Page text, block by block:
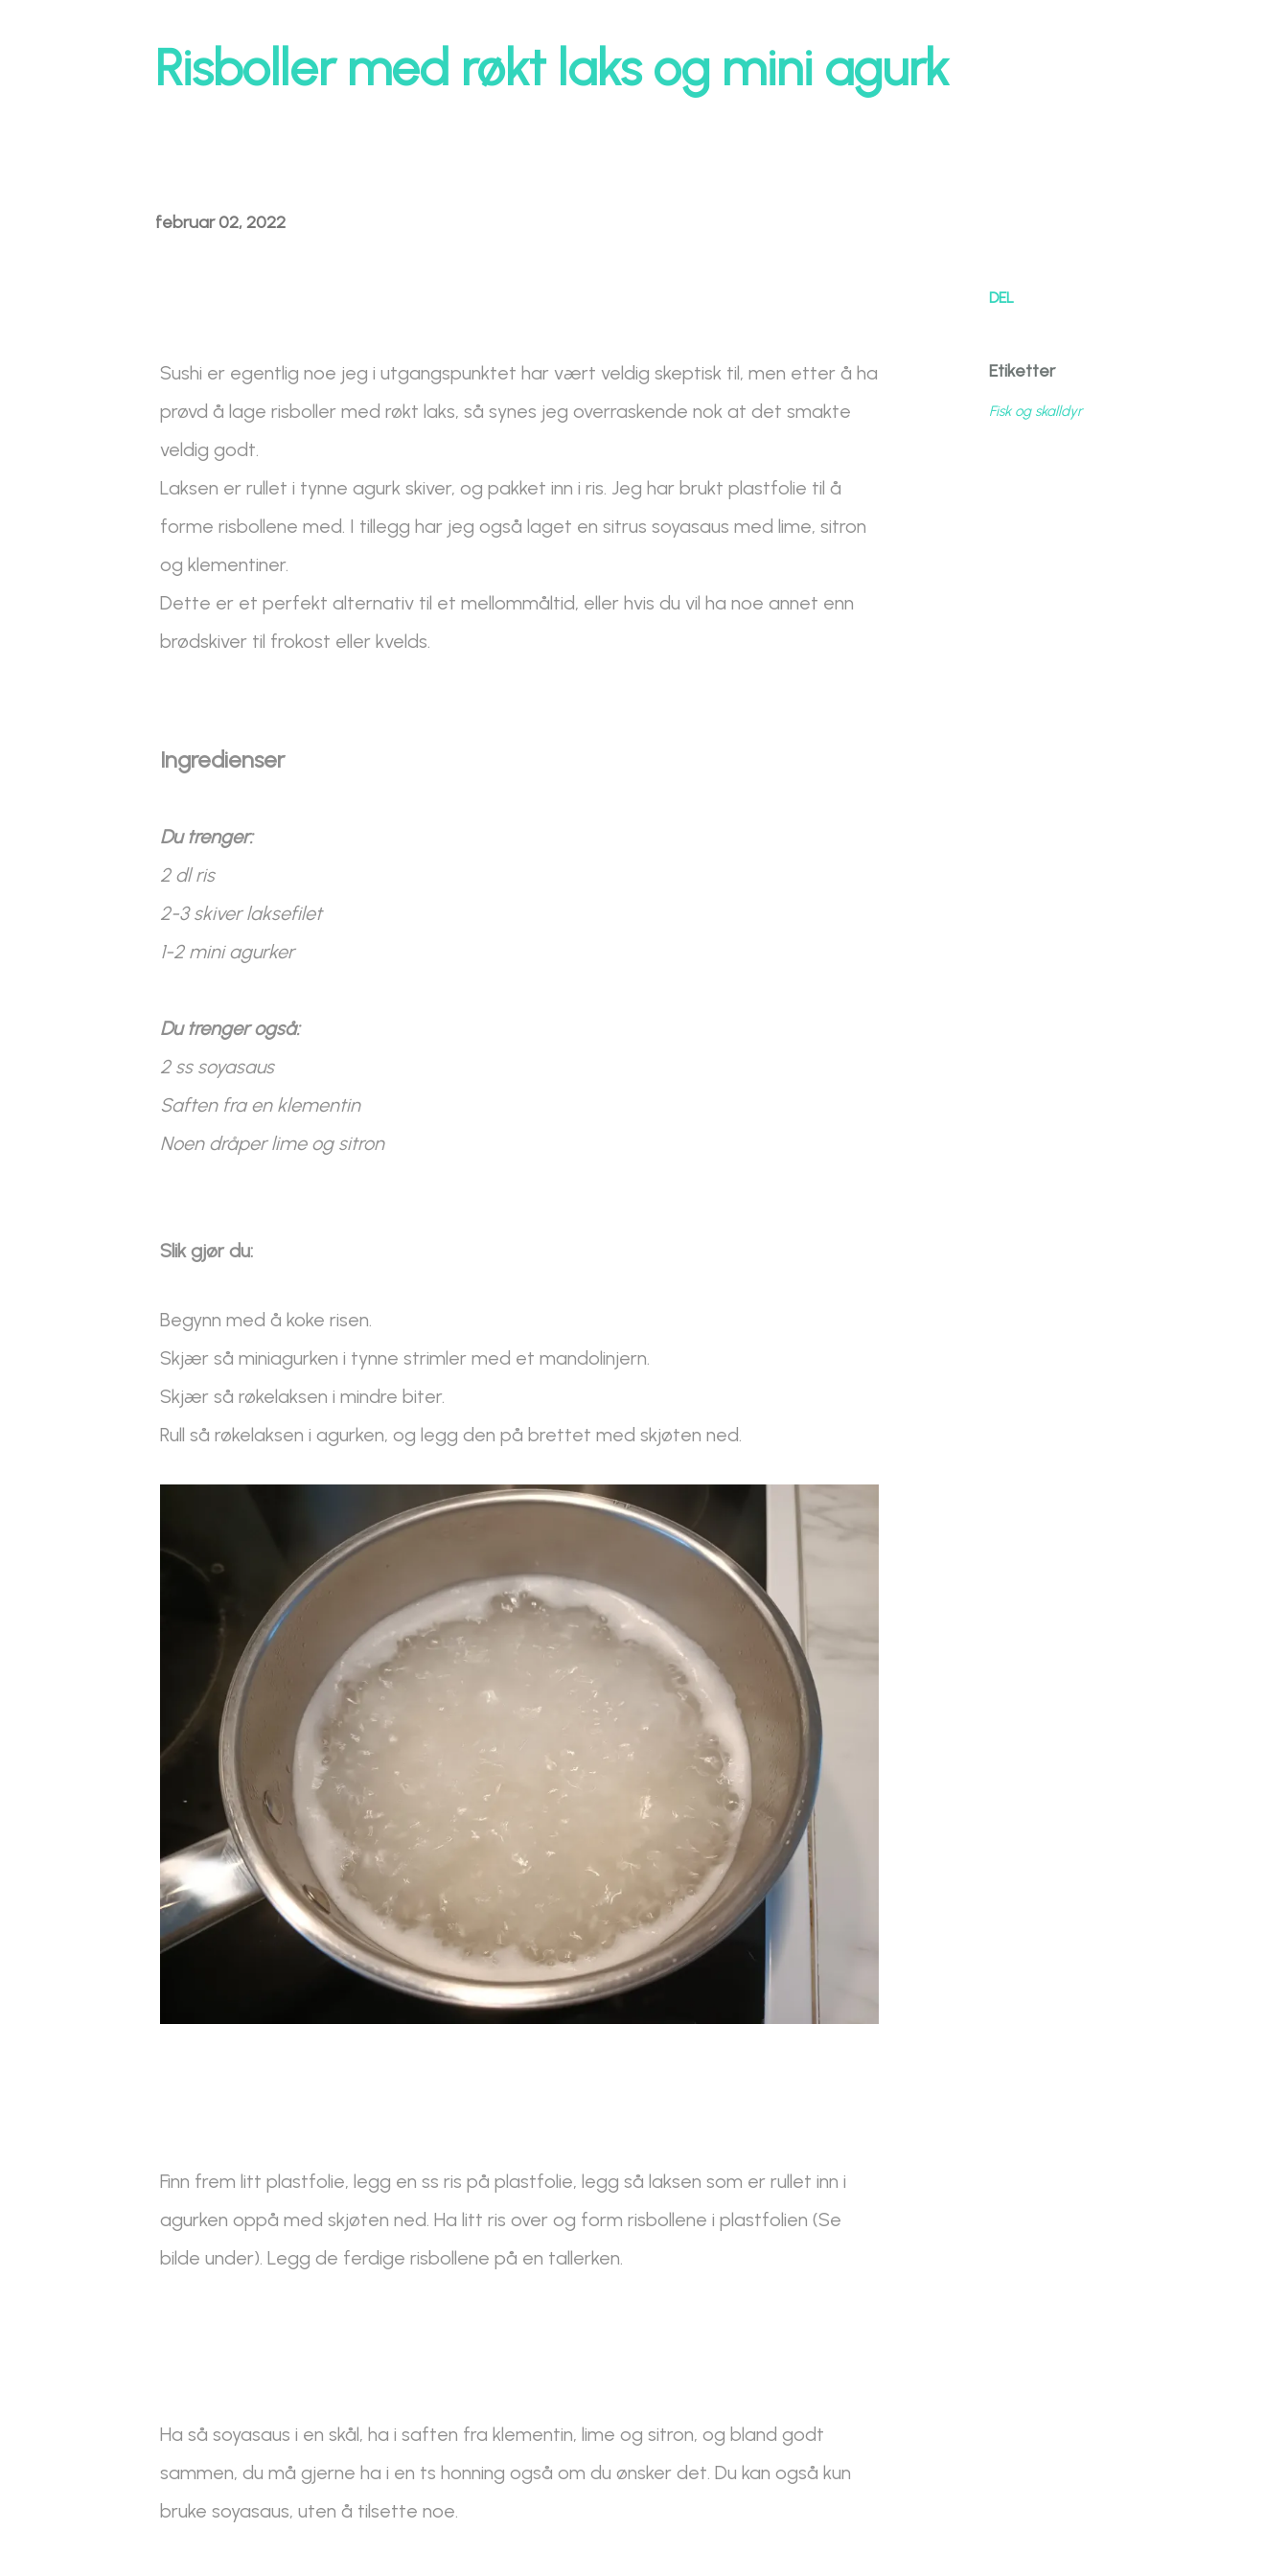
Risboller med røkt laks og mini agurk
februar 02, 2022
Sushi er egentlig noe jeg i utgangspunktet har vært veldig skeptisk til, men etter å ha
prøvd å lage risboller med røkt laks, så synes jeg overraskende nok at det smakte
veldig godt.
Laksen er rullet i tynne agurk skiver, og pakket inn i ris. Jeg har brukt plastfolie til å
forme risbollene med. I tillegg har jeg også laget en sitrus soyasaus med lime, sitron
og klementiner.
Dette er et perfekt alternativ til et mellommåltid, eller hvis du vil ha noe annet enn
brødskiver til frokost eller kvelds.
Ingredienser
Du trenger:
2 dl ris
2-3 skiver laksefilet
1-2 mini agurker
Du trenger også:
2 ss soyasaus
Saften fra en klementin
Noen dråper lime og sitron
Slik gjør du:
Begynn med å koke risen.
Skjær så miniagurken i tynne strimler med et mandolinjern.
Skjær så røkelaksen i mindre biter.
Rull så røkelaksen i agurken, og legg den på brettet med skjøten ned.
Finn frem litt plastfolie, legg en ss ris på plastfolie, legg så laksen som er rullet inn i
agurken oppå med skjøten ned. Ha litt ris over og form risbollene i plastfolien (Se
bilde under). Legg de ferdige risbollene på en tallerken.
Ha så soyasaus i en skål, ha i saften fra klementin, lime og sitron, og bland godt
sammen, du må gjerne ha i en ts honning også om du ønsker det. Du kan også kun
bruke soyasaus, uten å tilsette noe.
DEL
Etiketter
Fisk og skalldyr